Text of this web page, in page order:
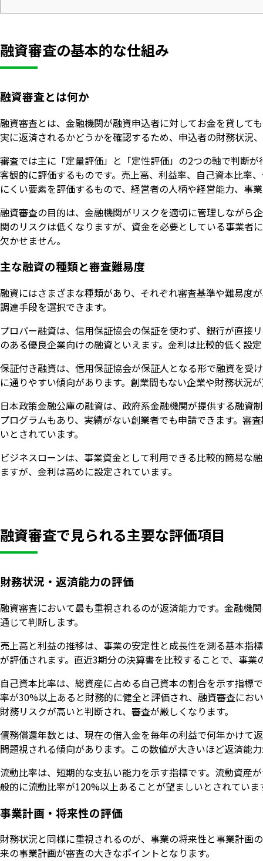
融資審査の基本的な仕組み
融資審査とは何か
融資審査とは、金融機関が融資申込者に対してお金を貸して
実に返済されるかどうかを確認するため、申込者の財務状況
審査では主に「定量評価」と「定性評価」の2つの軸で判断
客観的に評価するものです。売上高、利益率、自己資本比率
にくい要素を評価するもので、経営者の人柄や経営能力、事
融資審査の目的は、金融機関がリスクを適切に管理しながら
関のリスクは低くなりますが、資金を必要としている事業者
欠かせません。
主な融資の種類と審査難易度
融資にはさまざまな種類があり、それぞれ審査基準や難易度
調達手段を選択できます。
プロパー融資は、信用保証協会の保証を使わず、銀行が直接
のある優良企業向けの融資といえます。金利は比較的低く設
保証付き融資は、信用保証協会が保証人となる形で融資を受
に通りやすい傾向があります。創業間もない企業や財務状況
日本政策金融公庫の融資は、政府系金融機関が提供する融資
プログラムもあり、実績がない創業者でも申請できます。審
いとされています。
ビジネスローンは、事業資金として利用できる比較的簡易な
ますが、金利は高めに設定されています。
融資審査で見られる主要な評価項目
財務状況・返済能力の評価
融資審査において最も重視されるのが返済能力です。金融機
通じて判断します。
売上高と利益の推移は、事業の安定性と成長性を測る基本指
が評価されます。直近3期分の決算書を比較することで、事業
自己資本比率は、総資産に占める自己資本の割合を示す指標
率が30%以上あると財務的に健全と評価され、融資審査にお
財務リスクが高いと判断され、審査が厳しくなります。
債務償還年数とは、現在の借入金を毎年の利益で何年かけて
問題視される傾向があります。この数値が大きいほど返済能
流動比率は、短期的な支払い能力を示す指標です。流動資産
般的に流動比率が120%以上あることが望ましいとされていま
事業計画・将来性の評価
財務状況と同様に重視されるのが、事業の将来性と事業計画
来の事業計画が審査の大きなポイントとなります。